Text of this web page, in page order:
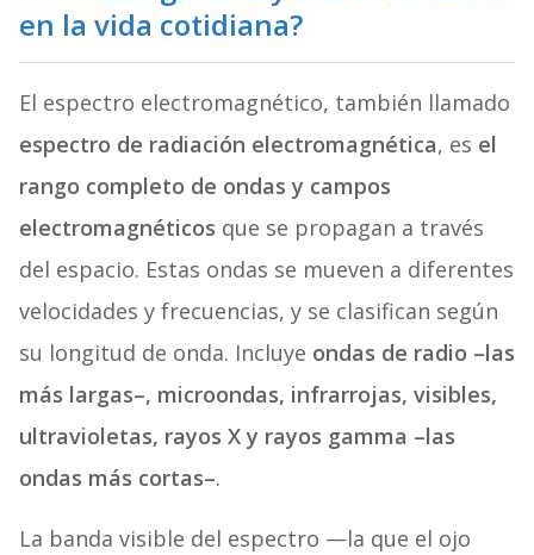
en la vida cotidiana?
El espectro electromagnético, también llamado
espectro de radiación electromagnética, es el
rango completo de ondas y campos
electromagnéticos que se propagan a través
del espacio. Estas ondas se mueven a diferentes
velocidades y frecuencias, y se clasifican según
su longitud de onda. Incluye ondas de radio –las
más largas–, microondas, infrarrojas, visibles,
ultravioletas, rayos X y rayos gamma –las
ondas más cortas–.
La banda visible del espectro —la que el ojo